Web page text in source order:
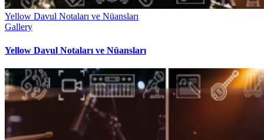
Yellow Davul Notaları ve Nüansları
Gallery
Yellow Davul Notaları ve Nüansları